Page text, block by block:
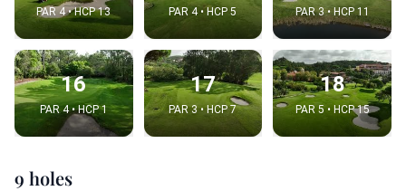
PAR 4 • HCP 13 PAR 4 • HCP 5 PAR 3 • HCP 11
16
PAR 4 • HCP 1
17
PAR 3 • HCP 7
18
PAR 5 • HCP 15
9 holes